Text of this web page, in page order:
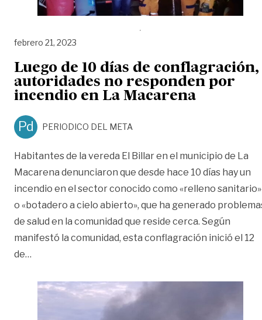
febrero 21, 2023
Luego de 10 días de conflagración,
autoridades no responden por
incendio en La Macarena
Pd PERIODICO DEL META
Habitantes de la vereda El Billar en el municipio de La
Macarena denunciaron que desde hace 10 días hay un
incendio en el sector conocido como «relleno sanitario»
o «botadero a cielo abierto», que ha generado
de salud en la comunidad que reside cerca. Según
manifestó la comunidad, esta conflagración inició el 12
de…